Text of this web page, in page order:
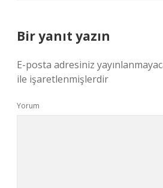
Bir yanıt yazın
E-posta adresiniz
ile işaretlenmişlerdir
Yorum